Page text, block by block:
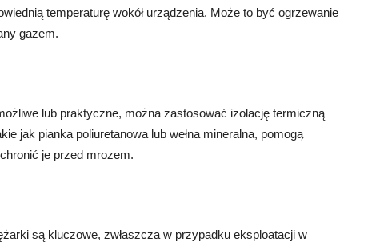
temperaturę wokół urządzenia. Może to być ogrzewanie
gazem.
lub praktyczne, można zastosować izolację termiczną
jak pianka poliuretanowa lub wełna mineralna, pomogą
je przed mrozem.
są kluczowe, zwłaszcza w przypadku eksploatacji w